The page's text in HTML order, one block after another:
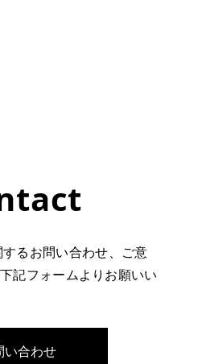
るお問い合わせ、ご意
記フォームよりお願いい
い合わせ